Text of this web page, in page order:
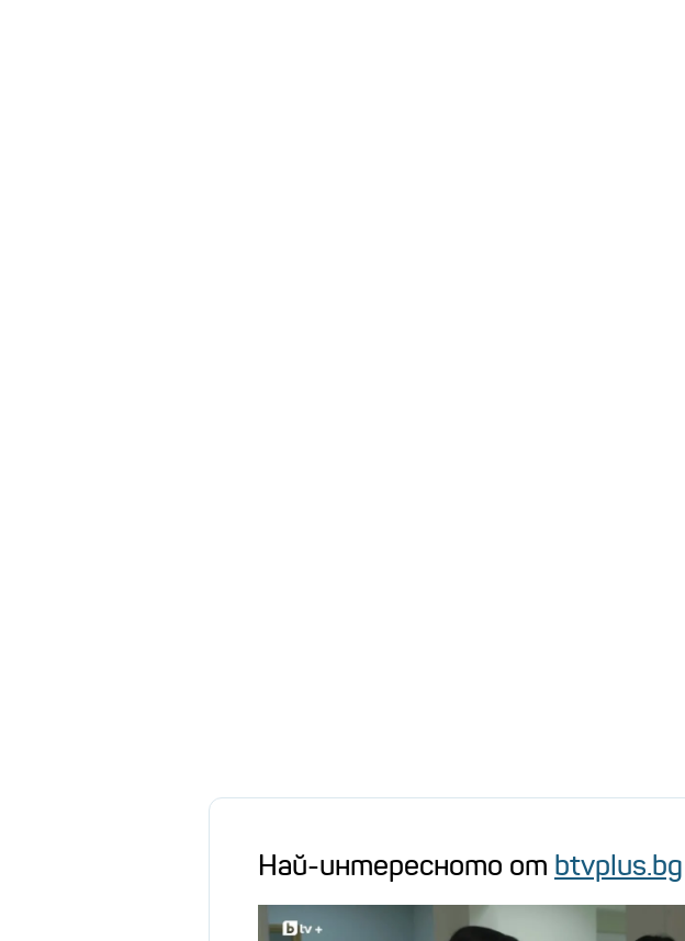
Най-интересното от btvplus.bg